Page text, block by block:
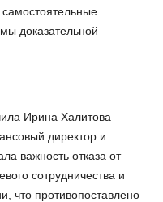
доказательной
Ирина Халитова —
директор и
важность отказа от
сотрудничества и
что противопоставлено